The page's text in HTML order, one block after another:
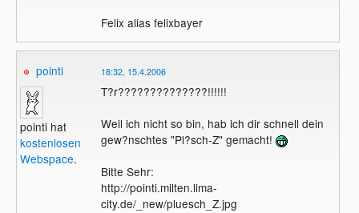
Felix alias felixbayer
pointi
pointi hat
kostenlosen
Webspace.
18:32, 15.4.2006
T?r??????????????!!!!!!
Weil ich nicht so bin, hab ich dir schnell dein
gew?nschtes "Pl?sch-Z" gemacht!
Bitte Sehr:
http://pointi.milten.lima-
city.de/_new/pluesch_Z.jpg